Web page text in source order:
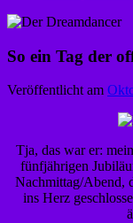
So ein Tag der
Veröffentlicht am
Tja, das war er:
fünfjährigen
Nachmittag/Abend,
ins Herz